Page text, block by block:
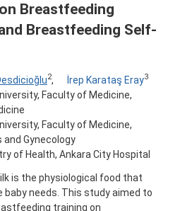
Breastfeeding
Breastfeeding Self-
2, İrep Karataş Eray3
Faculty of Medicine,
Faculty of Medicine,
Gynecology
of Health, Ankara City Hospital
is the physiological food that
needs. This study aimed to
training on